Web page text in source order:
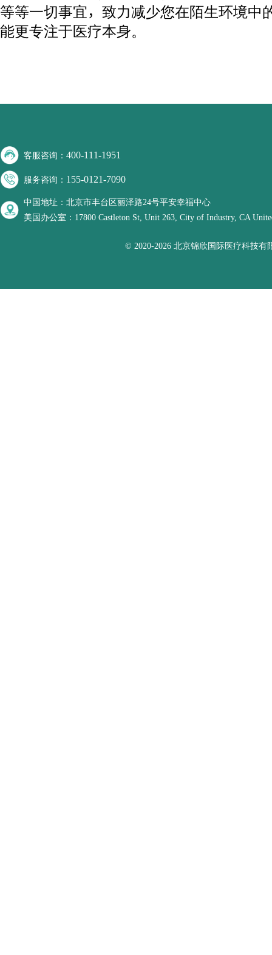
等等一切事宜，致力减少您在陌生环境中
能更专注于医疗本身。
客服咨询：400-111-1951
服务咨询： 155-0121-7090
中国地址：北京市丰台区丽泽路24号平安幸福中心
美国办公室：17800 Castleton St, Unit 263, City of Industry, CA
© 2020-2026 北京锦欣国际医疗科